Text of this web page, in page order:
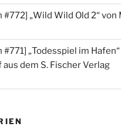
#772] „Wild Wild Old 2“
#771] „Todesspiel im
aus dem S. Fischer Verlag